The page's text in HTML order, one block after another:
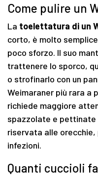
Come pulire un
La toelettatura di un
corto, è molto
poco sforzo. Il suo
trattenere lo sporco,
o strofinarlo con un
Weimaraner più rara a
richiede maggiore
spazzolate e pettinate
riservata alle
infezioni.
Quanti cuccioli